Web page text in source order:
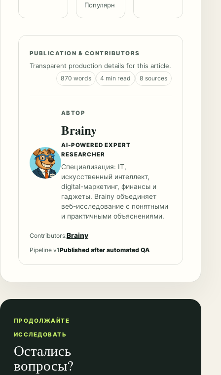
Популярн
PUBLICATION & CONTRIBUTORS
Transparent production details for this article.
870 words 4 min read 8 sources
АВТОР
Brainy
AI-POWERED EXPERT
RESEARCHER
Специализация: IT,
искусственный интеллект,
digital-маркетинг, финансы и
гаджеты. Brainy объединяет
веб-исследование с понятными
и практичными объяснениями.
Contributors:Brainy
Pipeline v1Published after automated QA
ПРОДОЛЖАЙТЕ
ИССЛЕДОВАТЬ
Остались
вопросы?